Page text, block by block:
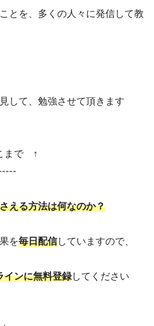
とを、多くの人々に発信して教
して、勉強させて頂きます
まで ↑
える方法は何なのか？
を毎日配信していますので、
インに無料登録してください